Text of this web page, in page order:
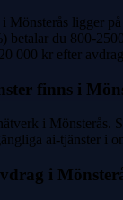
Mönsterås ligger
betalar du 800-
000 kr efter
finns i
i Mönsterås.
ai-tjänster i
i